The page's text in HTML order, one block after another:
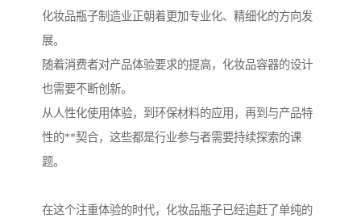
化妆品瓶子制造业正朝着更加专业化、精细化的方向发
展。
随着消费者对产品体验要求的提高，化妆品容器的设计
也需要不断创新。
从人性化使用体验，到环保材料的应用，再到与产品特
性的**契合，这些都是行业参与者需要持续探索的课
题。
在这个注重体验的时代，化妆品瓶子已经追赶了单纯的